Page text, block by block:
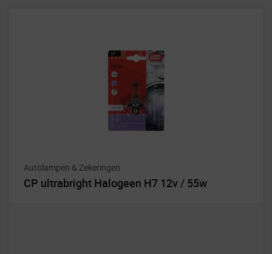
Autolampen & Zekeringen
CP ultrabright Halogeen H7 12v / 55w